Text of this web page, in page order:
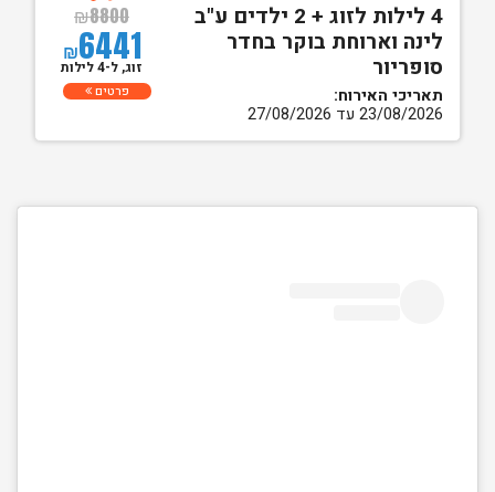
4 לילות לזוג + 2 ילדים ע"ב
לינה וארוחת בוקר בחדר
סופריור
תאריכי האירוח:
23/08/2026 עד 27/08/2026
₪8800
₪6441
זוג, ל-4 לילות
פרטים